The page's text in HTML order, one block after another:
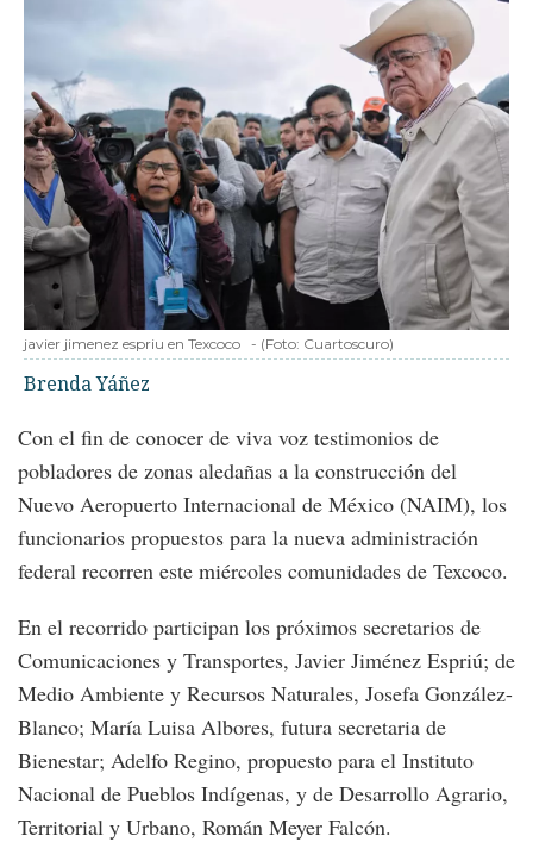
javier jimenez espriu en Texcoco - (Foto: Cuartoscuro)
Brenda Yáñez
Con el fin de conocer de viva voz testimonios de
pobladores de zonas aledañas a la construcción del
Nuevo Aeropuerto Internacional de México (NAIM), los
funcionarios propuestos para la nueva administración
federal recorren este miércoles comunidades de Texcoco.
En el recorrido participan los próximos secretarios de
Comunicaciones y Transportes, Javier Jiménez Espriú; de
Medio Ambiente y Recursos Naturales, Josefa González-
Blanco; María Luisa Albores, futura secretaria de
Bienestar; Adelfo Regino, propuesto para el Instituto
Nacional de Pueblos Indígenas, y de Desarrollo Agrario,
Territorial y Urbano, Román Meyer Falcón.